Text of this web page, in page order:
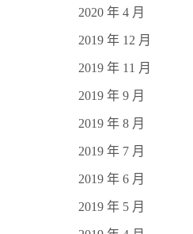
2020 年 4 月
2019 年 12 月
2019 年 11 月
2019 年 9 月
2019 年 8 月
2019 年 7 月
2019 年 6 月
2019 年 5 月